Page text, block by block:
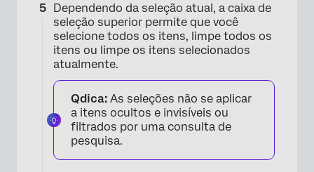
Dependendo da seleção atual, a caixa de
seleção superior permite que você
selecione todos os itens, limpe todos os
itens ou limpe os itens selecionados
atualmente.
Qdica: As seleções não se aplicar
a itens ocultos e invisíveis ou
filtrados por uma consulta de
pesquisa.